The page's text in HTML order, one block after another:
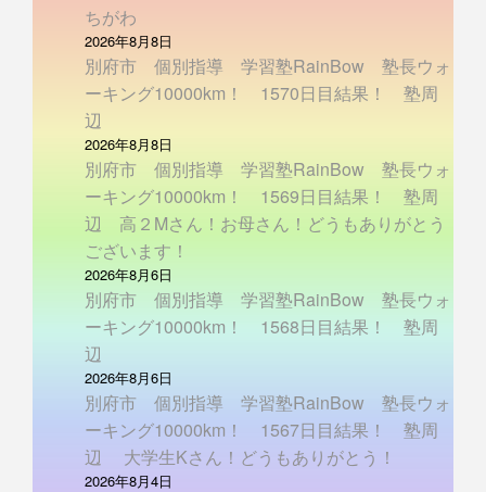
ちがわ
2026年8月8日
別府市 個別指導 学習塾RainBow 塾長ウォ
ーキング10000km！ 1570日目結果！ 塾周
辺
2026年8月8日
別府市 個別指導 学習塾RainBow 塾長ウォ
ーキング10000km！ 1569日目結果！ 塾周
辺 高２Mさん！お母さん！どうもありがとう
ございます！
2026年8月6日
別府市 個別指導 学習塾RainBow 塾長ウォ
ーキング10000km！ 1568日目結果！ 塾周
辺
2026年8月6日
別府市 個別指導 学習塾RainBow 塾長ウォ
ーキング10000km！ 1567日目結果！ 塾周
辺 大学生Kさん！どうもありがとう！
2026年8月4日